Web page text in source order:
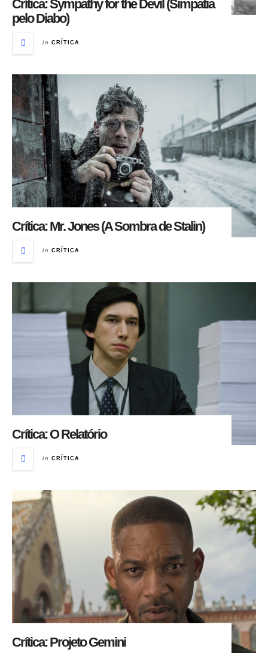
Crítica: Sympathy for the Devil (Simpatia
pelo Diabo)
in CRÍTICA
Crítica: Mr. Jones (A Sombra de Stalin)
in CRÍTICA
Crítica: O Relatório
in CRÍTICA
Crítica: Projeto Gemini